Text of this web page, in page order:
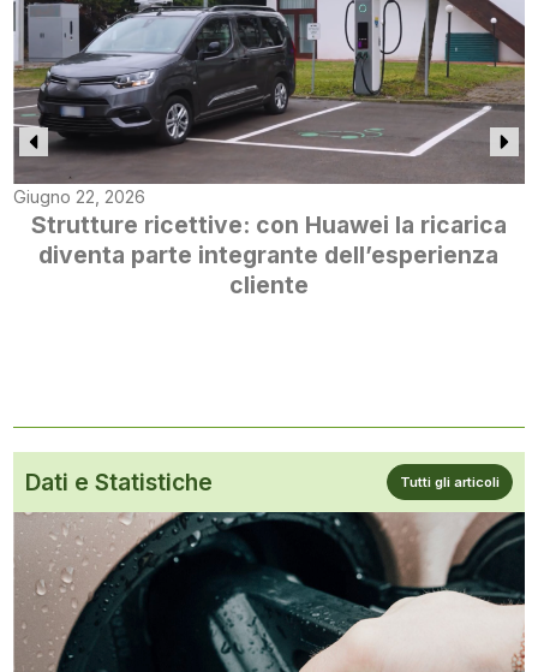
Giugno 22, 2026
Strutture ricettive: con Huawei la ricarica
diventa parte integrante dell’esperienza
cliente
Dati e Statistiche Tutti gli articoli